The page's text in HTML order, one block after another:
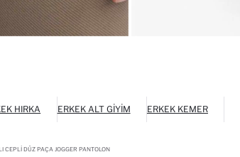
HIRKA ERKEK ALT GIYIM ERKEK KEMER
CEPLI DÜZ PAÇA JOGGER PANTOLON